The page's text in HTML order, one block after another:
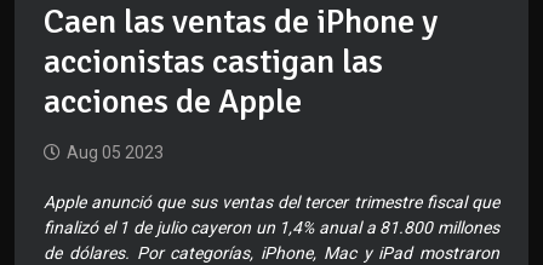
Caen las ventas de iPhone y
accionistas castigan las
acciones de Apple
Aug 05 2023
Apple anunció que sus ventas del tercer trimestre fiscal que
finalizó el 1 de julio cayeron un 1,4% anual a 81.800 millones
de dólares. Por categorías, iPhone, Mac y iPad mostraron